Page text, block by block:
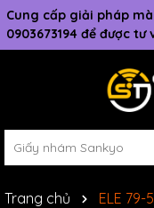
Cung cấp giải pháp
0903673194 để được tư
Trang chủ ELE 79-